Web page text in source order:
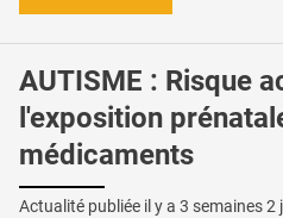
AUTISME : Risque
l'exposition
médicaments
Actualité publiée il y a 3 semaines 2